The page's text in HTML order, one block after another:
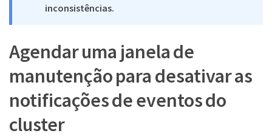
inconsistências.
Agendar uma janela de
manutenção para desativar as
notificações de eventos do
cluster